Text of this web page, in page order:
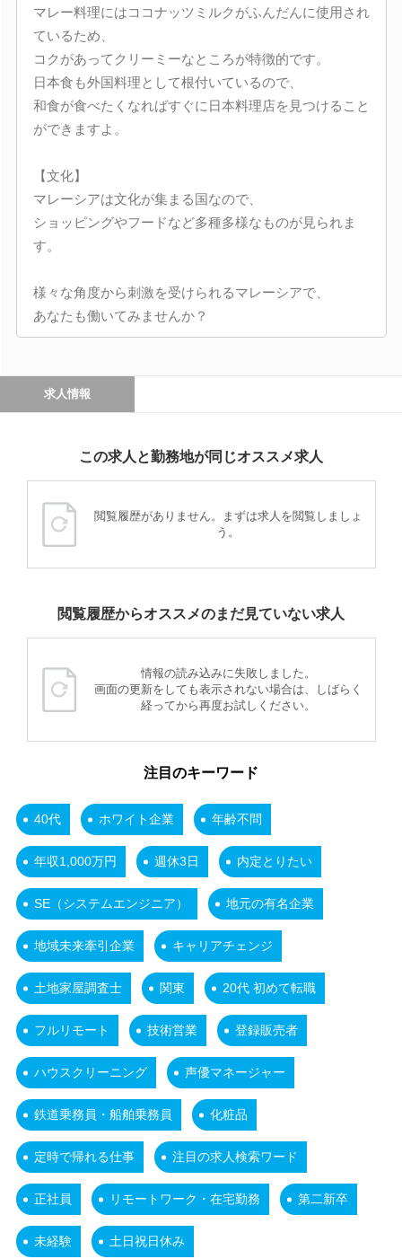
マレー料理にはココナッツミルクがふんだんに使用され
ているため、
コクがあってクリーミーなところが特徴的です。
日本食も外国料理として根付いているので、
和食が食べたくなればすぐに日本料理店を見つけること
ができますよ。
【文化】
マレーシアは文化が集まる国なので、
ショッピングやフードなど多種多様なものが見られま
す。
様々な角度から刺激を受けられるマレーシアで、
あなたも働いてみませんか？
求人情報
この求人と勤務地が同じオススメ求人
閲覧履歴がありません。まずは求人を閲覧しましょ
う。
閲覧履歴からオススメのまだ見ていない求人
情報の読み込みに失敗しました。
画面の更新をしても表示されない場合は、しばらく
経ってから再度お試しください。
注目のキーワード
40代 ホワイト企業 年齢不問
年収1,000万円 週休3日 内定とりたい
SE（システムエンジニア） 地元の有名企業
地域未来牽引企業 キャリアチェンジ
土地家屋調査士 関東 20代 初めて転職
フルリモート 技術営業 登録販売者
ハウスクリーニング 声優マネージャー
鉄道乗務員・船舶乗務員 化粧品
定時で帰れる仕事 注目の求人検索ワード
正社員 リモートワーク・在宅勤務 第二新卒
未経験 土日祝日休み